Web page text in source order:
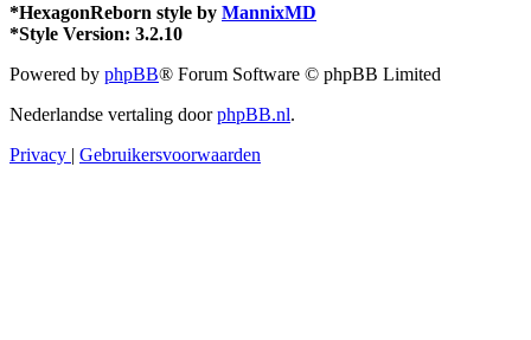
*HexagonReborn style by MannixMD
*Style Version: 3.2.10
Powered by phpBB® Forum Software © phpBB Limited
Nederlandse vertaling doorphpBB.nl.
Privacy | Gebruikersvoorwaarden